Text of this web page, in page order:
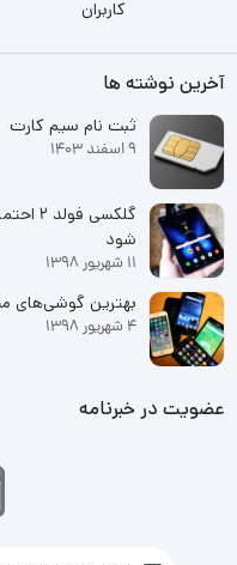
کاربران
آخرین نوشته ها
ثبت نام سیم کارت
9 اسفند 1403
شود
11 شهریور 1398
بهترین گوشی‌های
4 شهریور 1398
عضویت در خبرنامه